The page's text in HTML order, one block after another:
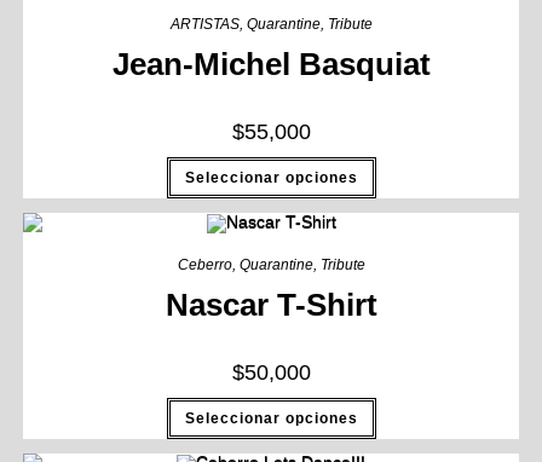
ARTISTAS, Quarantine, Tribute
Jean-Michel Basquiat
$55,000
Seleccionar opciones
Ceberro, Quarantine, Tribute
Nascar T-Shirt
$50,000
Seleccionar opciones